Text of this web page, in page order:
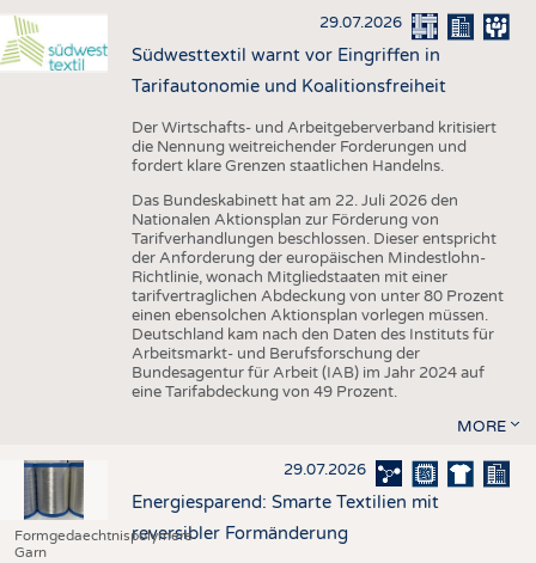
29.07.2026
Südwesttextil warnt vor Eingriffen in
Tarifautonomie und Koalitionsfreiheit
Der Wirtschafts- und Arbeitgeberverband kritisiert
die Nennung weitreichender Forderungen und
fordert klare Grenzen staatlichen Handelns.
Das Bundeskabinett hat am 22. Juli 2026 den
Nationalen Aktionsplan zur Förderung von
Tarifverhandlungen beschlossen. Dieser entspricht
der Anforderung der europäischen Mindestlohn-
Richtlinie, wonach Mitgliedstaaten mit einer
tarifvertraglichen Abdeckung von unter 80 Prozent
einen ebensolchen Aktionsplan vorlegen müssen.
Deutschland kam nach den Daten des Instituts für
Arbeitsmarkt- und Berufsforschung der
Bundesagentur für Arbeit (IAB) im Jahr 2024 auf
eine Tarifabdeckung von 49 Prozent.
MORE
Formgedaechtnispolymere
Garn
29.07.2026
Energiesparend: Smarte Textilien mit
reversibler Formänderung